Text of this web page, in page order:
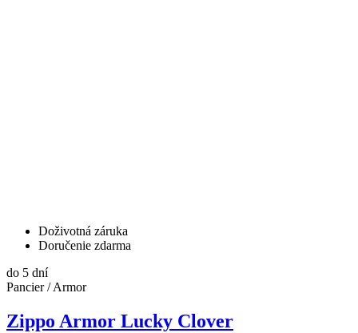
Doživotná záruka
Doručenie zdarma
do 5 dní
Pancier / Armor
Zippo Armor Lucky Clover